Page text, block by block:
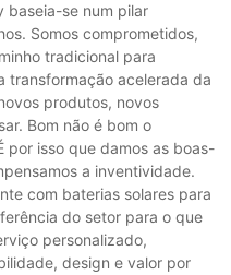
baseia-se num pilar
Somos comprometidos,
tradicional para
transformação acelerada da
produtos, novos
Bom não é bom o
por isso que damos as boas-
a inventividade.
com baterias solares para
do setor para o que
personalizado,
design e valor por